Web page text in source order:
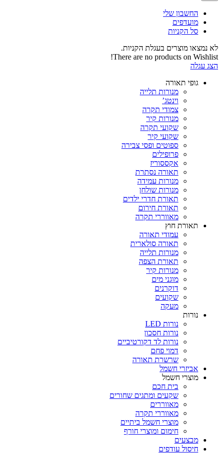
החשבון שלי‬
‫מועדפים‬‬
סל הקניות
לא נמצאו מוצרים בעגלת הקניות.
There are no products on Wishlist!
הצג עגלה
גופי תאורה
מנורות תלייה
וינטג’
צמודי תקרה
מנורות קיר
שקועי תקרה
שקועי קיר
ספוטים ופסי צבירה
פרופילים
אקססוריז
תאורה נסתרת
מנורות עמידה
מנורות שולחן
תאורת חדרי ילדים
תאורת חירום
מאווררי תקרה
תאורת חוץ
עמודי תאורה
תאורה סולארית
מנורות תלייה
תאורת הצפה
מנורות קיר
מוגני מים
דוקרנים
שקועים
מעקה
נורות
נורות LED
נורות חסכון
נורות לד דקורטיביים
דמוי פחם
שרשרת תאורה
אביזרי חשמל
מוצרי חשמל
בית חכם
שקעים ומתגים שחורים
מאווררים
מאווררי תקרה
מוצרי חשמל ביתיים
חימום ומוצרי חורף
מבצעים
חיסול עודפים